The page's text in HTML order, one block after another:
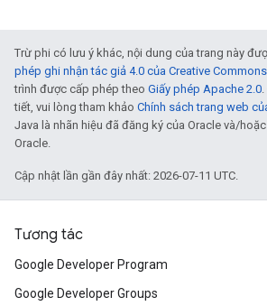
Trừ phi có lưu ý khác, nội dung của trang này
phép ghi nhận tác giả 4.0 của Creative Commons
trình được cấp phép theo Giấy phép Apache 2.0
tiết, vui lòng tham khảo Chính sách trang web
Java là nhãn hiệu đã đăng ký của Oracle và/
Oracle.
Cập nhật lần gần đây nhất: 2026-07-11 UTC.
Tương tác
Google Developer Program
Google Developer Groups